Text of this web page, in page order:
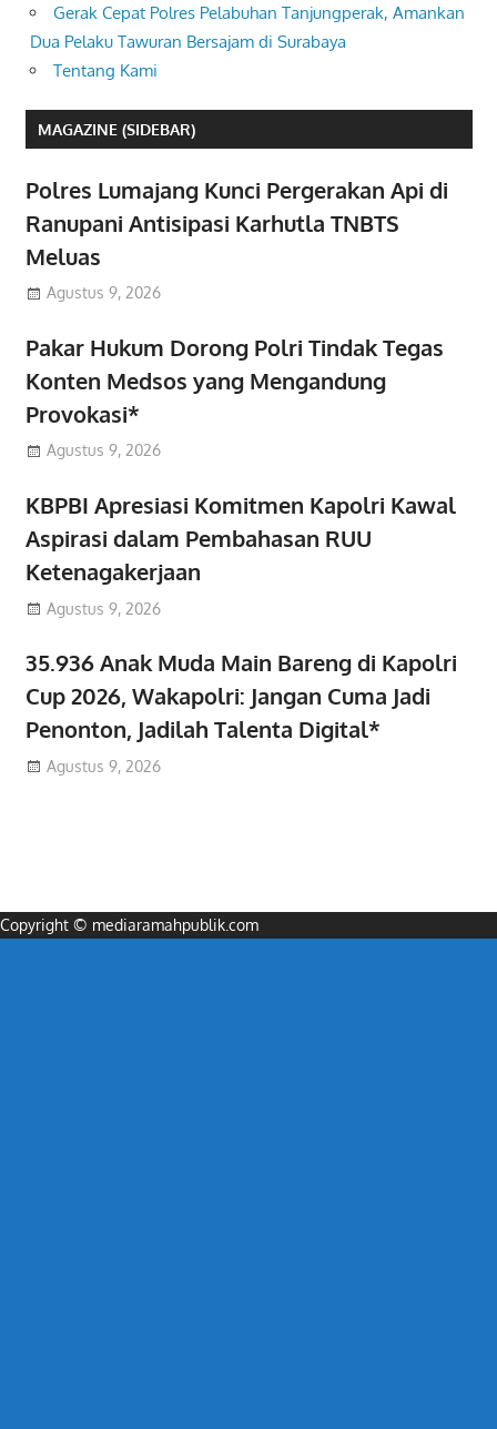
Gerak Cepat Polres Pelabuhan Tanjungperak, Amankan
Dua Pelaku Tawuran Bersajam di Surabaya
Tentang Kami
MAGAZINE (SIDEBAR)
Polres Lumajang Kunci Pergerakan Api di
Ranupani Antisipasi Karhutla TNBTS
Meluas
Agustus 9, 2026
Pakar Hukum Dorong Polri Tindak Tegas
Konten Medsos yang Mengandung
Provokasi*
Agustus 9, 2026
KBPBI Apresiasi Komitmen Kapolri Kawal
Aspirasi dalam Pembahasan RUU
Ketenagakerjaan
Agustus 9, 2026
35.936 Anak Muda Main Bareng di Kapolri
Cup 2026, Wakapolri: Jangan Cuma Jadi
Penonton, Jadilah Talenta Digital*
Agustus 9, 2026
Copyright © mediaramahpublik.com